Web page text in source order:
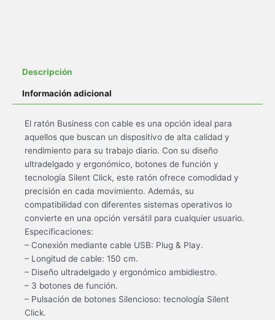
Descripción
Información adicional
El ratón Business con cable es una opción ideal para
aquellos que buscan un dispositivo de alta calidad y
rendimiento para su trabajo diario. Con su diseño
ultradelgado y ergonómico, botones de función y
tecnología Silent Click, este ratón ofrece comodidad y
precisión en cada movimiento. Además, su
compatibilidad con diferentes sistemas operativos lo
convierte en una opción versátil para cualquier usuario.
Especificaciones:
– Conexión mediante cable USB: Plug & Play.
– Longitud de cable: 150 cm.
– Diseño ultradelgado y ergonómico ambidiestro.
– 3 botones de función.
– Pulsación de botones Silencioso: tecnología Silent
Click.